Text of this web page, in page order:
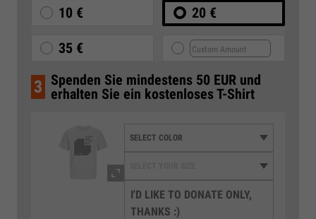
10 € 20 €
35 €
3 Spenden Sie mindestens 50 EUR und
erhalten Sie ein kostenloses T-Shirt
I'D LIKE TO DONATE ONLY,
THANKS :)